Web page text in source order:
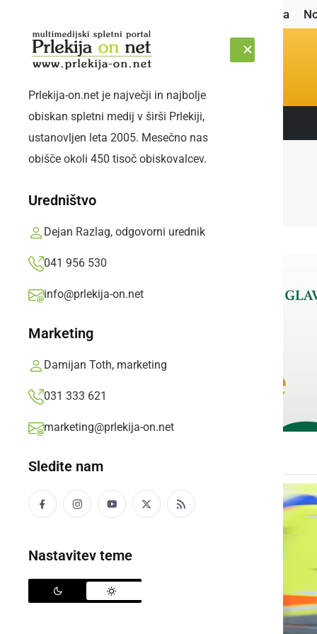
Naslovnica
ČETRTEK, 6. AVGUST 2026 Sledite nam:
Prlekija-on.net je največji in najbolje
obiskan spletni medij v širši Prlekiji,
ustanovljen leta 2005. Mesečno nas
obišče okoli 450 tisoč obiskovalcev.
Uredništvo
Dejan Razlag, odgovorni urednik
041 956 530
info@prlekija-on.net
Marketing
Damijan Toth, marketing
031 333 621
marketing@prlekija-on.net
Sledite nam
Nastavitev teme